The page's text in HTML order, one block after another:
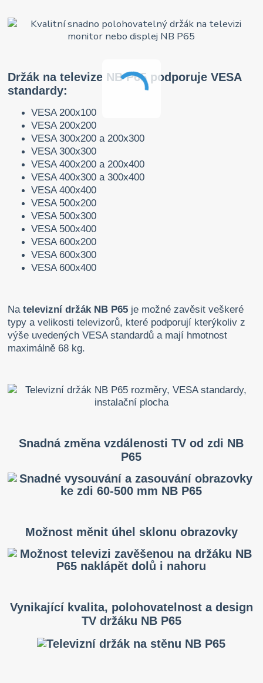
Držák na televize NB P65 podporuje VESA
standardy:
VESA 200x100
VESA 200x200
VESA 300x200 a 200x300
VESA 300x300
VESA 400x200 a 200x400
VESA 400x300 a 300x400
VESA 400x400
VESA 500x200
VESA 500x300
VESA 500x400
VESA 600x200
VESA 600x300
VESA 600x400
Natelevizní držák NB P65 je možné zavěsit veškeré
typy a velikosti televizorů, které podporují kterýkoliv z
výše uvedených VESA standardů a mají hmotnost
maximálně 68 kg.
Snadná změna vzdálenosti TV od zdi NB
P65
Možnost měnit úhel sklonu obrazovky
Vynikající kvalita, polohovatelnost a design
TV držáku NB P65